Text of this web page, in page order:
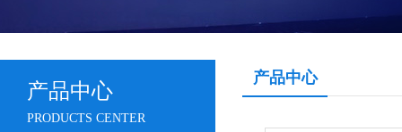
产品中心
PRODUCTS CENTER
产品中心